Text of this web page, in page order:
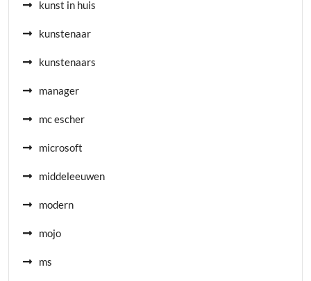
kunst in huis
kunstenaar
kunstenaars
manager
mc escher
microsoft
middeleeuwen
modern
mojo
ms